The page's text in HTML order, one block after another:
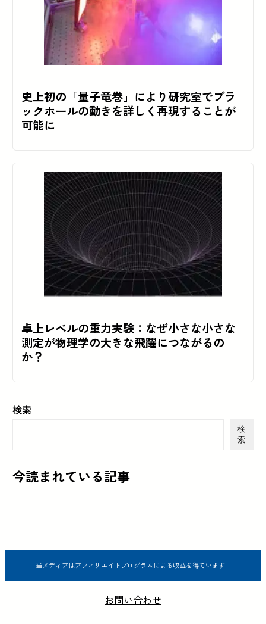
史上初の「量子竜巻」により研究室でブラ
ックホールの動きを詳しく再現することが
可能に
卓上レベルの重力実験：なぜ小さな小さな
測定が物理学の大きな飛躍につながるの
か？
検索
検
索
今読まれている記事
当メディアはアフィリエイトプログラムによる収益を得ています
お問い合わせ